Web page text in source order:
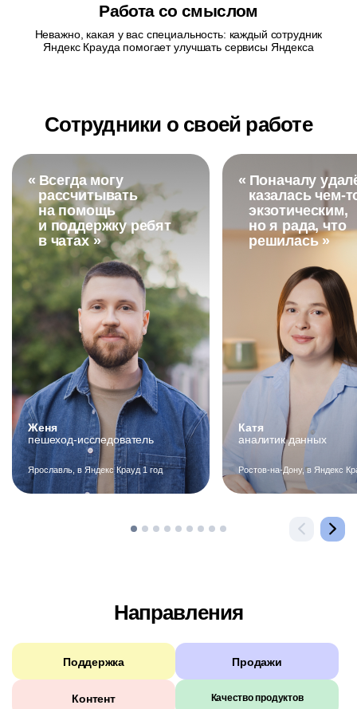
Работа со смыслом
Неважно, какая у вас специальность: каждый сотрудник
Яндекс Крауда помогает улучшать сервисы Яндекса
Сотрудники о своей работе
«Всегда могу
рассчитывать
на помощь
и поддержку ребят
в чатах »
Женя
пешеход-исследователь
Ярославль, в Яндекс Крауд 1 год
«Поначалу
казаласьчем-
экзотическим,
но я рада, что
решилась »
Катя
аналитик данных
Ростов-на-Дону, в Яндекс
Направления
Поддержка Продажи
Контент Качество продуктов